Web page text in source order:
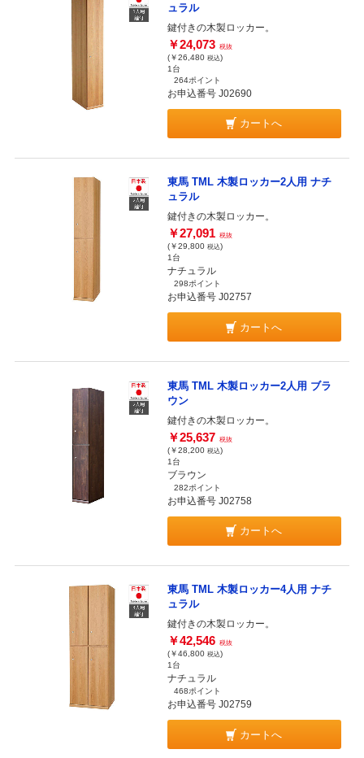
ュラル
鍵付きの木製ロッカー。
￥24,073 税抜
(￥26,480 税込)
1台
264ポイント
お申込番号 J02690
カートへ
東馬 TML 木製ロッカー2人用 ナチ
ュラル
鍵付きの木製ロッカー。
￥27,091 税抜
(￥29,800 税込)
1台
ナチュラル
298ポイント
お申込番号 J02757
カートへ
東馬 TML 木製ロッカー2人用 ブラ
ウン
鍵付きの木製ロッカー。
￥25,637 税抜
(￥28,200 税込)
1台
ブラウン
282ポイント
お申込番号 J02758
カートへ
東馬 TML 木製ロッカー4人用 ナチ
ュラル
鍵付きの木製ロッカー。
￥42,546 税抜
(￥46,800 税込)
1台
ナチュラル
468ポイント
お申込番号 J02759
カートへ